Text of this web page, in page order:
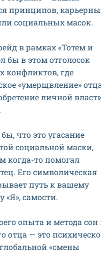
принципов,
социальных масок.
в рамках «Тотем и
бы в этом отголосок
конфликтов, где
«умерщвление»
личной
что это угасание
социальной маски,
когда-то помогал
Его символическая
путь к вашему
«Я», самости.
опыта и метода сон
отца — это
«смены